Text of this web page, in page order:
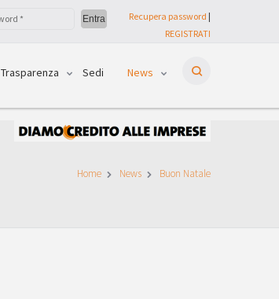
Recupera password |
REGISTRATI
Trasparenza Sedi News
Home News Buon Natale